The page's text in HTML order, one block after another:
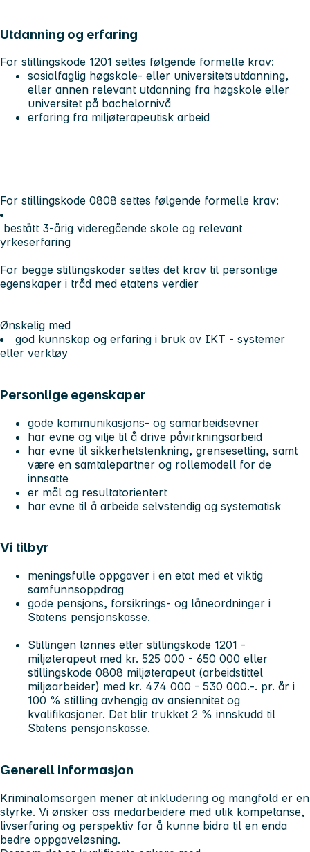
Utdanning og erfaring
For stillingskode 1201 settes følgende formelle krav:
sosialfaglig høgskole- eller universitetsutdanning,
eller annen relevant utdanning fra høgskole eller
universitet på bachelornivå
erfaring fra miljøterapeutisk arbeid
For stillingskode 0808 settes følgende formelle krav:
bestått 3-årig videregående skole og relevant
yrkeserfaring
For begge stillingskoder settes det krav til personlige
egenskaper i tråd med etatens verdier
Ønskelig med
god kunnskap og erfaring i bruk av IKT - systemer
eller verktøy
Personlige egenskaper
gode kommunikasjons- og samarbeidsevner
har evne og vilje til å drive påvirkningsarbeid
har evne til sikkerhetstenkning, grensesetting, samt
være en samtalepartner og rollemodell for de
innsatte
er mål og resultatorientert
har evne til å arbeide selvstendig og systematisk
Vi tilbyr
meningsfulle oppgaver i en etat med et viktig
samfunnsoppdrag
gode pensjons, forsikrings- og låneordninger i
Statens pensjonskasse.
Stillingen lønnes etter stillingskode 1201 -
miljøterapeut med kr. 525 000 - 650 000 eller
stillingskode 0808 miljøterapeut (arbeidstittel
miljøarbeider) med kr. 474 000 - 530 000.-. pr. år i
100 % stilling avhengig av ansiennitet og
kvalifikasjoner. Det blir trukket 2 % innskudd til
Statens pensjonskasse.
Generell informasjon
Kriminalomsorgen mener at inkludering og mangfold er en
styrke. Vi ønsker oss medarbeidere med ulik kompetanse,
livserfaring og perspektiv for å kunne bidra til en enda
bedre oppgaveløsning.